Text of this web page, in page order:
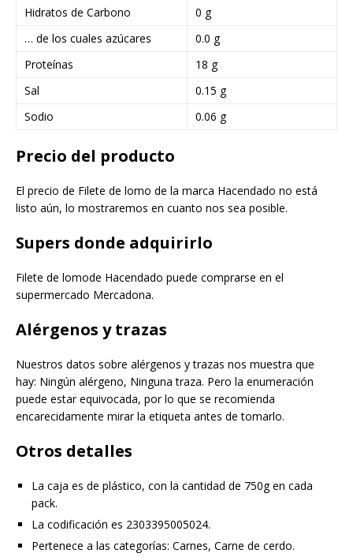
Hidratos de Carbono
0 g
… de los cuales azúcares
0.0 g
Proteínas
18 g
Sal
0.15 g
Sodio
0.06 g
Precio del producto
El precio de Filete de lomo de la marca Hacendado no está
listo aún, lo mostraremos en cuanto nos sea posible.
Supers donde adquirirlo
Filete de lomode Hacendado puede comprarse en el
supermercado Mercadona.
Alérgenos y trazas
Nuestros datos sobre alérgenos y trazas nos muestra que
hay: Ningún alérgeno, Ninguna traza. Pero la enumeración
puede estar equivocada, por lo que se recomienda
encarecidamente mirar la etiqueta antes de tomarlo.
Otros detalles
La caja es de plástico, con la cantidad de 750g en cada
pack.
La codificación es 2303395005024.
Pertenece a las categorías: Carnes, Carne de cerdo.